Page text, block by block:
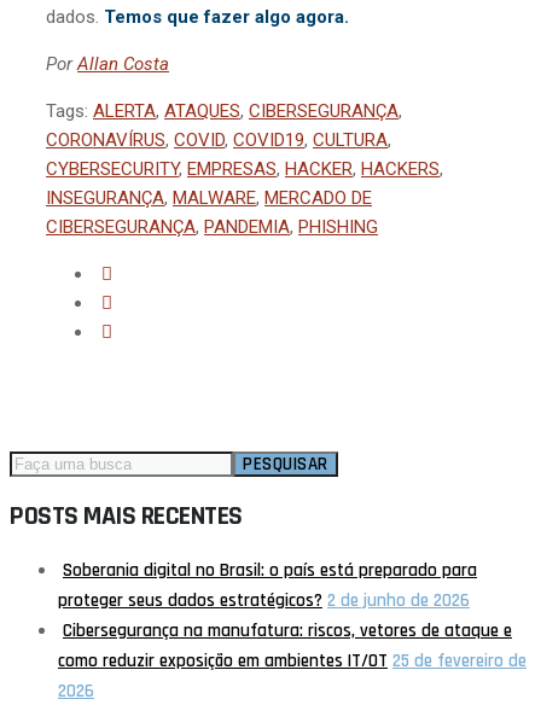
dados. Temos que fazer algo agora.
PorAllan Costa
Tags: ALERTA, ATAQUES, CIBERSEGURANÇA,
CORONAVÍRUS, COVID, COVID19, CULTURA,
CYBERSECURITY, EMPRESAS, HACKER, HACKERS,
INSEGURANÇA, MALWARE, MERCADO DE
CIBERSEGURANÇA, PANDEMIA, PHISHING
PESQUISAR
POSTS MAIS RECENTES
Soberania digital no Brasil: o país está preparado para
proteger seus dados estratégicos? 2 de junho de 2026
Cibersegurança na manufatura: riscos, vetores de ataque e
como reduzir exposição em ambientes IT/OT 25 de fevereiro de
2026